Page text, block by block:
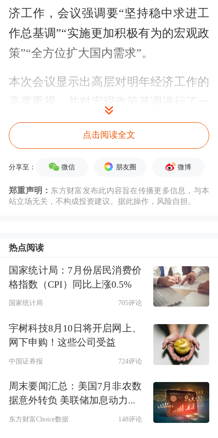
济工作，会议强调要“坚持稳中求进工
作总基调”“实施更加积极有为的宏观政
策”“全方位扩大国内需求”。
本次会议显示出高层对明年经济工作的
高度重视，并对宏观政策基调进行了一
系列重大调整，将对2025年宏观经济运
行产生重要的积极影响。
2025年实施更加积极的财政政策，就是
要采取比2024年更大力度的措施加快经
出力度，释放扩张信号，稳定和改善市
场预期。
2.地方专项债额度提升至6万亿元以
上，用于补充地方财力。
用于支持“两重”建设和“两新”实施，部
分用于支持
新型城镇化建设和民生保
点击阅读全文
分享至： 微信 朋友圈 微博
郑重声明： 东方财富发布此内容旨在传播更多信息，与本
站立场无关，不构成投资建议。据此操作，风险自担。
热点阅读
国家统计局：7月份居民消费价
格指数（CPI）同比上涨0.5%
国家统计局 705评论
宇树科技8月10日将开启网上、
网下申购！这些公司受益
中国证券报 724评论
周末要闻汇总：美国7月非农数
据意外转负 美联储加息动力...
东方财富Choice数据 148评论